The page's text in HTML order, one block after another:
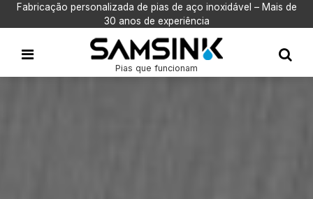
Fabricação personalizada de pias de aço inoxidável – Mais de
30 anos de experiência
Pias que funcionam